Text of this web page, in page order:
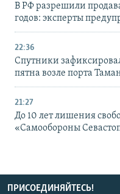
В РФ разрешили
годов: эксперты
22:36
Спутники
пятна возле порта
21:27
До 10 лет лишения
«Самообороны
ПРИСОЕДИНЯЙТЕСЬ!